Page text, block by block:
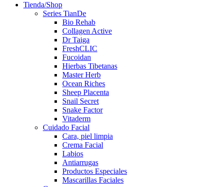
Tienda/Shop
Series TianDe
Bio Rehab
Collagen Active
Dr Taiga
FreshCLIC
Fucoidan
Hierbas Tibetanas
Master Herb
Ocean Riches
Sheep Placenta
Snail Secret
Snake Factor
Vitaderm
Cuidado Facial
Cara, piel limpia
Crema Facial
Labios
Antiarrugas
Productos Especiales
Mascarillas Faciales